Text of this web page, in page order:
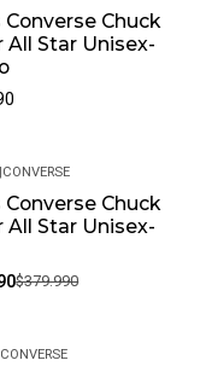
Converse Chuck
All Star Unisex-
CONVERSE
Converse Chuck
All Star Unisex-
$379.990
CONVERSE